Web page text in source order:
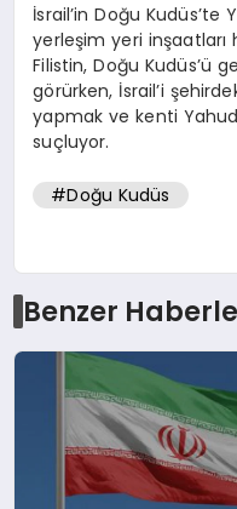
İsrail’in Doğu
yerleşim yeri inşaatları
Filistin, Doğu Kudüs’ü
görürken, İsrail’i
yapmak ve kenti
suçluyor.
#Doğu Kudüs
Benzer